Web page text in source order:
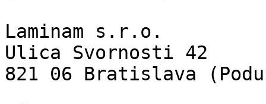
Laminam s.r.o.
Ulica Svornosti 42
821 06 Bratislava